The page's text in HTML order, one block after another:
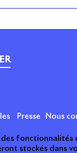
Presse Nous
fonctionnalités
stockés dans